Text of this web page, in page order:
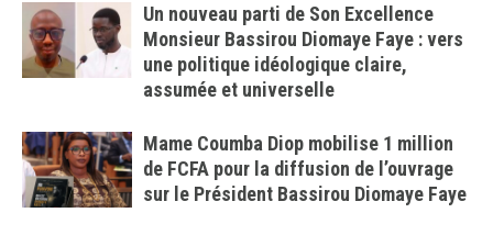
Un nouveau parti de Son Excellence
Monsieur Bassirou Diomaye Faye : vers
une politique idéologique claire,
assumée et universelle
Mame Coumba Diop mobilise 1 million
de FCFA pour la diffusion de l’ouvrage
sur le Président Bassirou Diomaye Faye